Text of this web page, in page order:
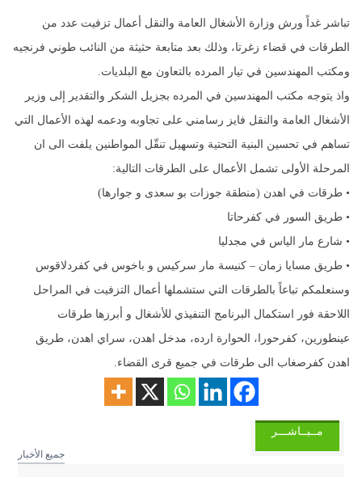
تباشر غداً ورش وزارة الأشغال العامة والنقل أعمال تزفيت عدد من
الطرقات في قضاء زغرتا، وذلك بعد متابعة حثيثة من النائب طوني فرنجيه
ومكتب المهندسين في تيار المرده بالتعاون مع البلديات.
واذ يتوجه مكتب المهندسين في المرده بجزيل الشكر والتقدير إلى وزير
الأشغال العامة والنقل فايز رسامني على تجاوبه ودعمه لهذه الأعمال التي
تساهم في تحسين البنية التحتية وتسهيل تنقّل المواطنين يلفت الى ان
المرحلة الأولى تشمل الأعمال على الطرقات التالية:
• طرقات في اهدن (منطقة جوزات بو سعدى و جوارها)
• طريق السور في كفرحاتا
• شارع مار الياس في مجدليا
• طريق مسايا زمان – كنيسة مار سركيس و باخوس في كفردلاقوس
وسنعلمكم تباعاً بالطرقات التي ستشملها أعمال التزفيت في المراحل
اللاحقة فور استكمال البرنامج التنفيذي للأشغال و أبرزها طرقات
عينطورين، كفرحورا، الحوارة ارده، مدخل اهدن، سراي اهدن، طريق
اهدن كفرصغاب الى طرقات في جميع قرى القضاء.
مــبــاشـــر
جميع الأخبار